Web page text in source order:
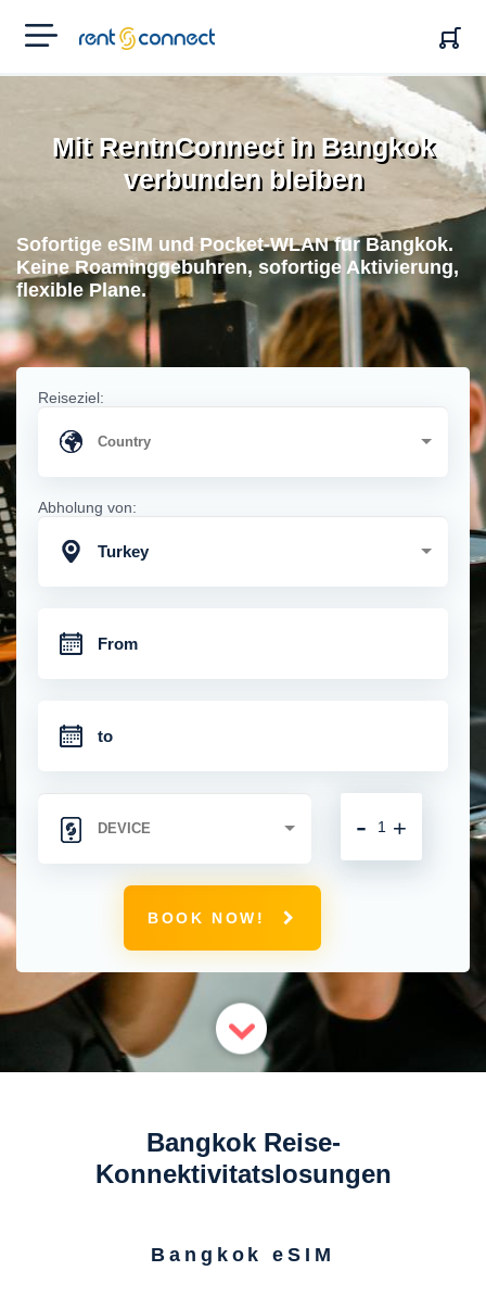
RENT'N
CONNECT
Mit RentnConnect in Bangkok
verbunden bleiben
Sofortige eSIM und Pocket-WLAN fur Bangkok.
Keine Roaminggebuhren, sofortige Aktivierung,
flexible Plane.
Reiseziel:
Abholung von:
Turkey
+
-
BOOK NOW!
Bangkok Reise-
Konnektivitatslosungen
Bangkok eSIM